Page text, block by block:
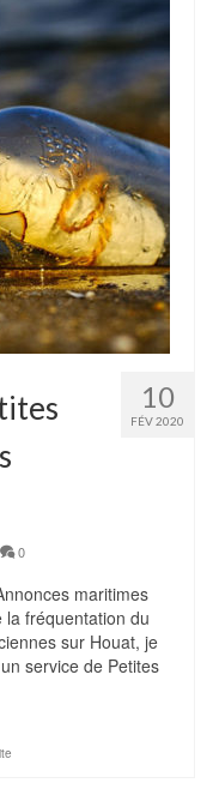
10
FÉV 2020
0
maritimes
fréquentation du
sur Houat, je
service de Petites